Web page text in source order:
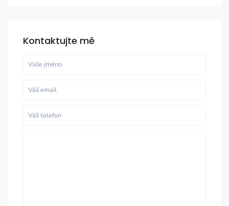
Kontaktujte mě